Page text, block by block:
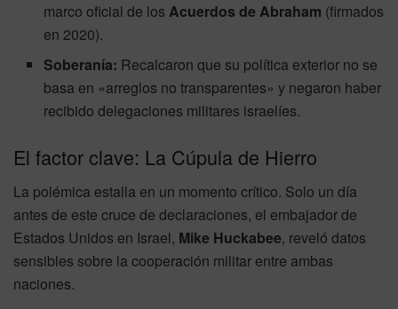
marco oficial de losAcuerdos de Abraham (firmados
en 2020).
Soberanía: Recalcaron que su política exterior no se
basa en «arreglos no transparentes» y negaron haber
recibido delegaciones militares israelíes.
El factor clave: La Cúpula de Hierro
La polémica estalla en un momento crítico. Solo un día
antes de este cruce de declaraciones, el embajador de
Estados Unidos en Israel, Mike Huckabee, reveló datos
sensibles sobre la cooperación militar entre ambas
naciones.